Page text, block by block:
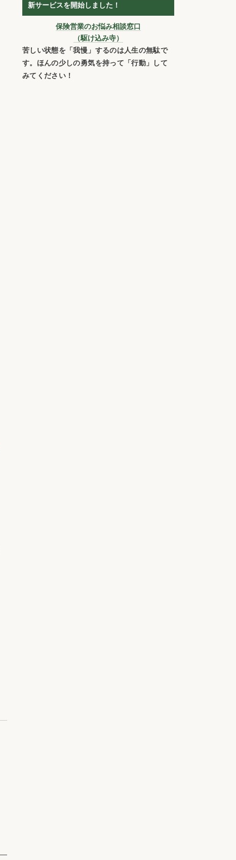
新サービスを開始しました！
保険営業のお悩み相談窓口
（駆け込み寺）
苦しい状態を「我慢」するのは人生の無駄で
す。ほんの少しの勇気を持って「行動」して
みてください！